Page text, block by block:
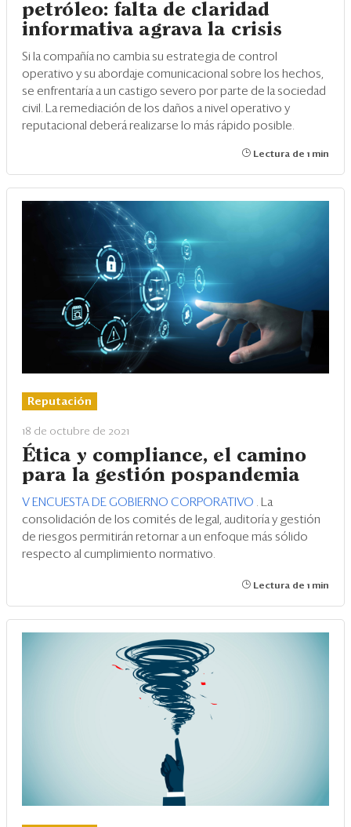
petróleo: falta de claridad
informativa agrava la crisis
Si la compañía no cambia su estrategia de control
operativo y su abordaje comunicacional sobre los hechos,
se enfrentaría a un castigo severo por parte de la sociedad
civil. La remediación de los daños a nivel operativo y
reputacional deberá realizarse lo más rápido posible.
Lectura de 1 min
Reputación
18 de octubre de 2021
Ética y compliance, el camino
para la gestión pospandemia
V ENCUESTA DE GOBIERNO CORPORATIVO . La
consolidación de los comités de legal, auditoría y gestión
de riesgos permitirán retornar a un enfoque más sólido
respecto al cumplimiento normativo.
Lectura de 1 min